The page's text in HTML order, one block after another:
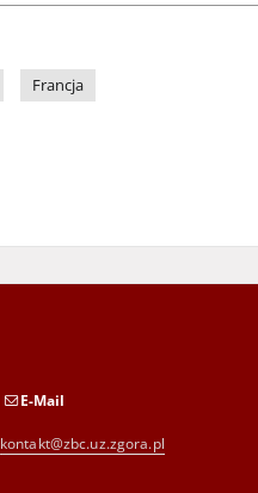
Francja
E-Mail
kontakt@zbc.uz.zgora.pl